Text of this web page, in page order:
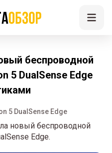
беспроводной
5 DualSense Edge
5 DualSense Edge
новый беспроводной
Edge.